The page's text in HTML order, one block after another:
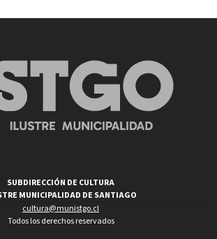
SUBDIRECCIÓN DE CULTURA
MUNICIPALIDAD DE SANTIAGO
cultura@munistgo.cl
Todos los derechos reservados